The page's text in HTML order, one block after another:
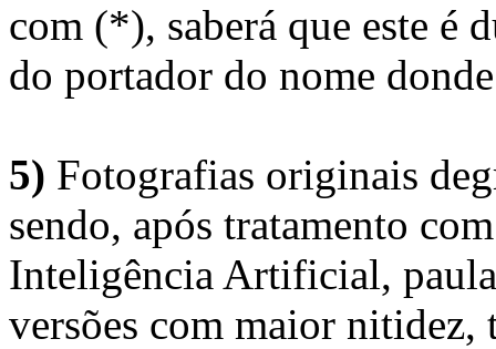
com (*), saberá que este é
do portador do nome
5) Fotografias originais
sendo, após tratamento
Inteligência Artificial,
versões com maior nitidez,